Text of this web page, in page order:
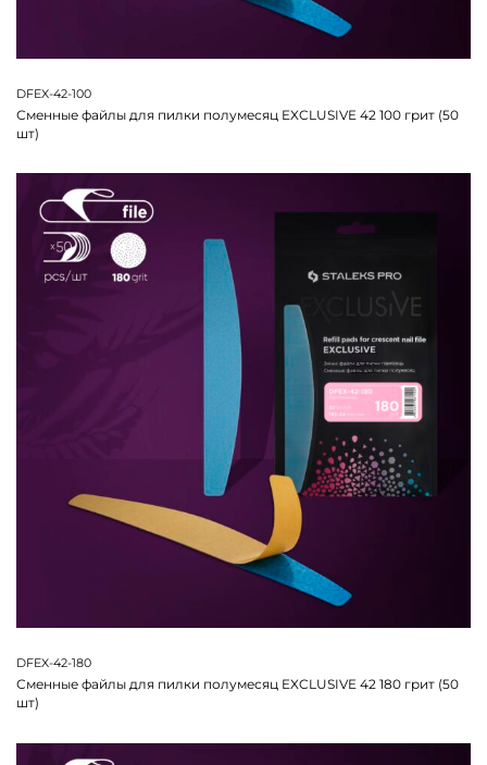
DFEX-42-100
Сменные файлы для пилки полумесяц EXCLUSIVE 42 100 грит (50
шт)
DFEX-42-180
Сменные файлы для пилки полумесяц EXCLUSIVE 42 180 грит (50
шт)